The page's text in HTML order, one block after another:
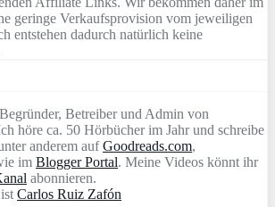
geringe Verkaufsprovision vom jeweiligen
entstehen dadurch natürlich keine
Betreiber und Admin von
höre ca. 50 Hörbücher im Jahr und schreibe
anderem aufGoodreads.com,
im Blogger Portal. Meine Videos könnt ihr
abonnieren.
Carlos Ruiz Zafón